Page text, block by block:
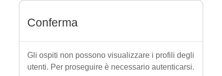
Conferma
Gli ospiti non possono visualizzare i profili degli
utenti. Per proseguire è necessario autenticarsi.